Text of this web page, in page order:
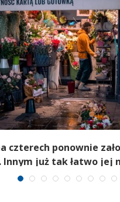
czterech ponownie
Innym już tak łatwo jej